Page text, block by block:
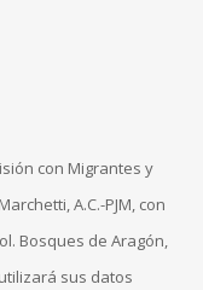
con Migrantes y
A.C.-PJM, con
Bosques de Aragón,
sus datos